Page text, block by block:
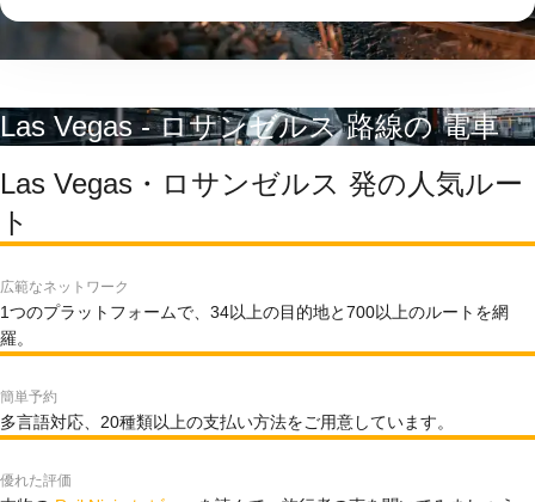
Las Vegas - ロサンゼルス 路線の 電車
Las Vegas・ロサンゼルス 発の人気ルー
ト
広範なネットワーク
1つのプラットフォームで、34以上の目的地と700以上のルートを網
羅。
簡単予約
多言語対応、20種類以上の支払い方法をご用意しています。
優れた評価